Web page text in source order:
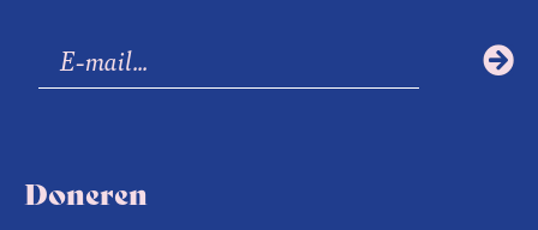
Doneren